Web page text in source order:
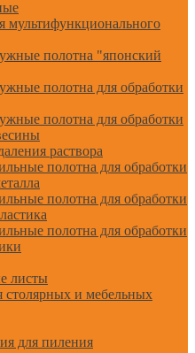
мультифункционального
полотна "японский
полотна для обработки
полотна для обработки
раствора
полотна для обработки
полотна для обработки
полотна для обработки
листы
столярных и мебельных
для пиления